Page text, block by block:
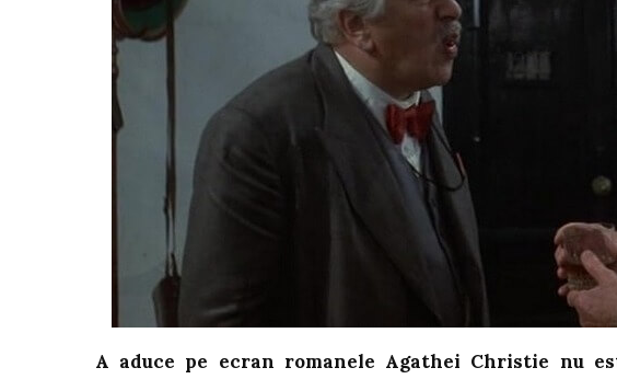
A aduce pe ecran romanele Agathei Christie nu